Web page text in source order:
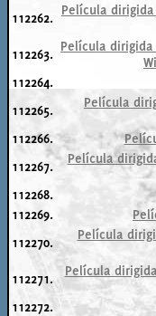
112262. Película
112263. Película
112264.
112265.
Película
112266.
112267.
Película
112268.
112269.
112270.
Película
112271.
Película
112272.